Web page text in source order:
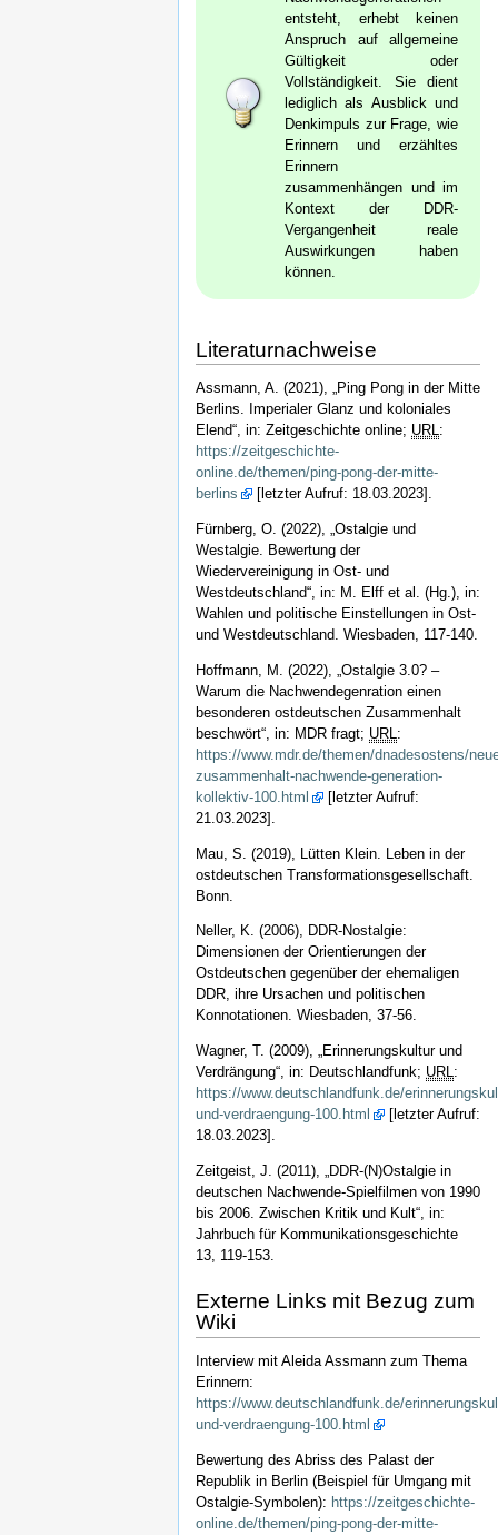
entsteht, erhebt keinen
Anspruch auf allgemeine
Gültigkeit oder
Vollständigkeit. Sie dient
lediglich als Ausblick und
Denkimpuls zur Frage, wie
Erinnern und erzähltes
Erinnern
zusammenhängen und im
Kontext der DDR-
Vergangenheit reale
Auswirkungen haben
können.
Literaturnachweise
Assmann, A. (2021), „Ping Pong in der Mitte
Berlins. Imperialer Glanz und koloniales
Elend“, in: Zeitgeschichte online; URL:
https://zeitgeschichte-
online.de/themen/ping-pong-der-mitte-
berlins
[letzter Aufruf: 18.03.2023].
Fürnberg, O. (2022), „Ostalgie und
Westalgie. Bewertung der
Wiedervereinigung in Ost- und
Westdeutschland“, in: M. Elff et al. (Hg.), in:
Wahlen und politische Einstellungen in Ost-
und Westdeutschland. Wiesbaden, 117-140.
Hoffmann, M. (2022), „Ostalgie 3.0? –
Warum die Nachwendegenration einen
besonderen ostdeutschen Zusammenhalt
beschwört“, in: MDR fragt; URL :
https://www.mdr.de/themen/dnadesostens/
zusammenhalt-nachwende-generation-
kollektiv-100.html
[letzter Aufruf:
21.03.2023].
Mau, S. (2019), Lütten Klein. Leben in der
ostdeutschen Transformationsgesellschaft.
Bonn.
Neller, K. (2006), DDR-Nostalgie:
Dimensionen der Orientierungen der
Ostdeutschen gegenüber der ehemaligen
DDR, ihre Ursachen und politischen
Konnotationen. Wiesbaden, 37-56.
Wagner, T. (2009), „Erinnerungskultur und
Verdrängung“, in: Deutschlandfunk; URL:
https://www.deutschlandfunk.de/
und-verdraengung-100.html
[letzter Aufruf:
18.03.2023].
Zeitgeist, J. (2011), „DDR-(N)Ostalgie in
deutschen Nachwende-Spielfilmen von 1990
bis 2006. Zwischen Kritik und Kult“, in:
Jahrbuch für Kommunikationsgeschichte
13, 119-153.
Externe Links mit Bezug zum
Wiki
Interview mit Aleida Assmann zum Thema
Erinnern:
https://www.deutschlandfunk.de/
und-verdraengung-100.html
Bewertung des Abriss des Palast der
Republik in Berlin (Beispiel für Umgang mit
Ostalgie-Symbolen): https://zeitgeschichte-
online.de/themen/ping-pong-der-mitte-